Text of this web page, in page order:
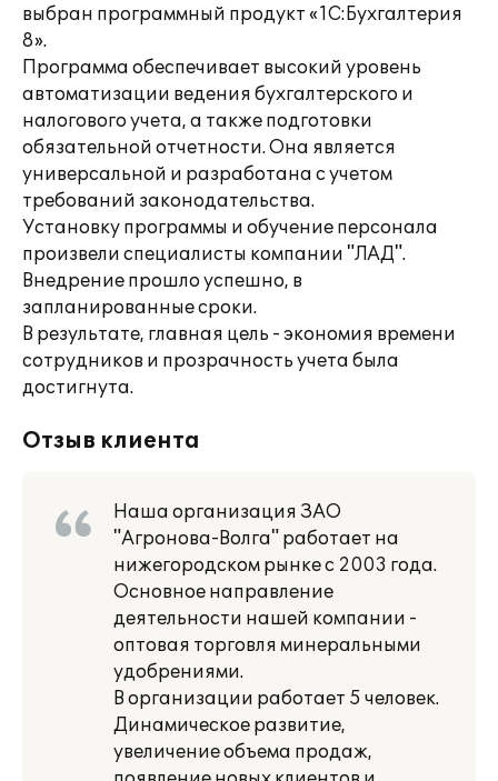
выбран программный продукт «1С:Бухгалтерия
8».
Программа обеспечивает высокий уровень
автоматизации ведения бухгалтерского и
налогового учета, а также подготовки
обязательной отчетности. Она является
универсальной и разработана с учетом
требований законодательства.
Установку программы и обучение персонала
произвели специалисты компании "ЛАД".
Внедрение прошло успешно, в
запланированные сроки.
В результате, главная цель - экономия времени
сотрудников и прозрачность учета была
достигнута.
Отзыв клиента
Наша организация ЗАО
"Агронова-Волга" работает на
нижегородском рынке с 2003 года.
Основное направление
деятельности нашей компании -
оптовая торговля минеральными
удобрениями.
В организации работает 5 человек.
Динамическое развитие,
увеличение объема продаж,